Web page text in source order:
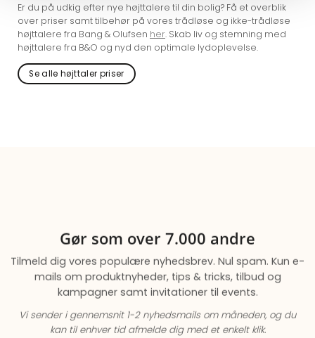
Er du på udkig efter nye højttalere til din bolig? Få et overblik
over priser samt tilbehør på vores trådløse og ikke-trådløse
højttalere fra Bang & Olufsen her. Skab liv og stemning med
højttalere fra B&O og nyd den optimale lydoplevelse.
Se alle højttaler priser
Gør som over 7.000 andre
Tilmeld dig vores populære nyhedsbrev. Nul spam. Kun e-
mails om produktnyheder, tips & tricks, tilbud og
kampagner samt invitationer til events.
Vi sender i gennemsnit 1-2 nyhedsmails om måneden, og du
kan til enhver tid afmelde dig med et enkelt klik.